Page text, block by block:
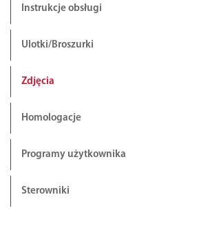
Instrukcje obsługi
Ulotki/Broszurki
Zdjęcia
Homologacje
Programy użytkownika
Sterowniki